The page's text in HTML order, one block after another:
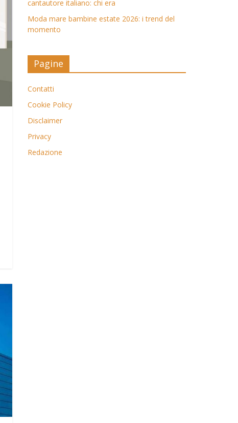
cantautore italiano: chi era
Moda mare bambine estate 2026: i trend del
momento
Pagine
Contatti
Cookie Policy
Disclaimer
Privacy
Redazione